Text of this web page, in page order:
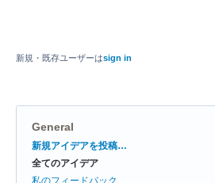
新規・既存ユーザーはsign in
General
カ
テ
ゴ
新規アイデアを投稿…
全てのアイデア
私のフィードバック